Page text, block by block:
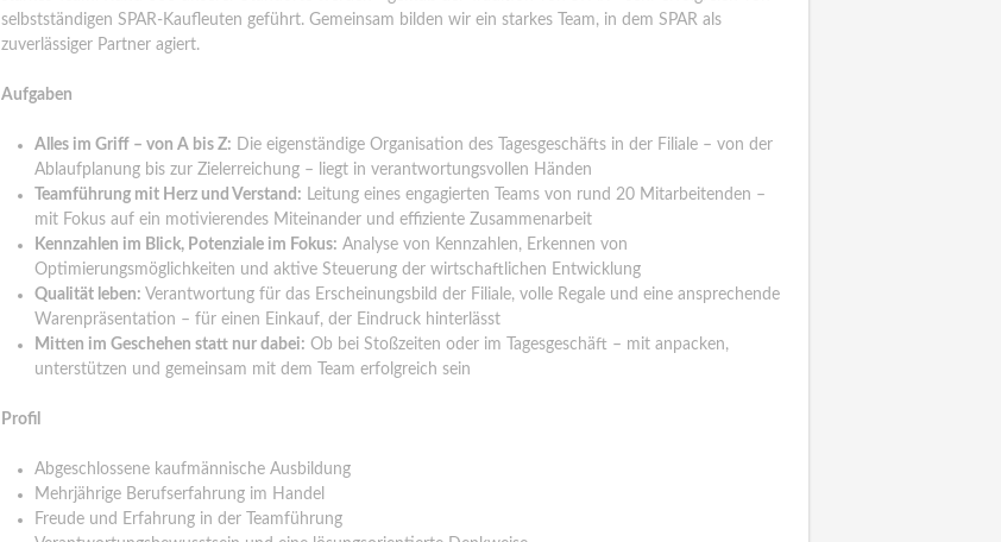
selbstständigen SPAR-Kaufleuten geführt. Gemeinsam bilden wir ein starkes Team, in dem SPAR als
zuverlässiger Partner agiert.
Aufgaben
Alles im Griff – von A bis Z: Die eigenständige Organisation des Tagesgeschäfts in der Filiale – von der
Ablaufplanung bis zur Zielerreichung – liegt in verantwortungsvollen Händen
Teamführung mit Herz und Verstand: Leitung eines engagierten Teams von rund 20 Mitarbeitenden –
mit Fokus auf ein motivierendes Miteinander und effiziente Zusammenarbeit
Kennzahlen im Blick, Potenziale im Fokus: Analyse von Kennzahlen, Erkennen von
Optimierungsmöglichkeiten und aktive Steuerung der wirtschaftlichen Entwicklung
Qualität leben: Verantwortung für das Erscheinungsbild der Filiale, volle Regale und eine ansprechende
Warenpräsentation – für einen Einkauf, der Eindruck hinterlässt
Mitten im Geschehen statt nur dabei: Ob bei Stoßzeiten oder im Tagesgeschäft – mit anpacken,
unterstützen und gemeinsam mit dem Team erfolgreich sein
Profil
Abgeschlossene kaufmännische Ausbildung
Mehrjährige Berufserfahrung im Handel
Freude und Erfahrung in der Teamführung